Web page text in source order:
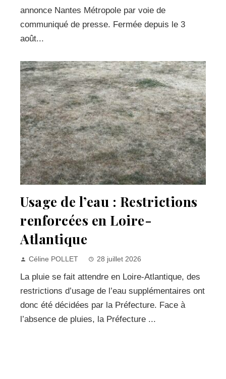
annonce Nantes Métropole par voie de
communiqué de presse. Fermée depuis le 3
août...
Usage de l’eau : Restrictions
renforcées en Loire-
Atlantique
Céline POLLET 28 juillet 2026
La pluie se fait attendre en Loire-Atlantique, des
restrictions d’usage de l’eau supplémentaires ont
donc été décidées par la Préfecture. Face à
l’absence de pluies, la Préfecture ...